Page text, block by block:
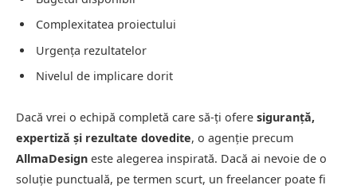
Complexitatea proiectului
Urgența rezultatelor
Nivelul de implicare dorit
Dacă vrei o echipă completă care să-ți ofere siguranță,
expertiză și rezultate dovedite, o agenție precum
AllmaDesign este alegerea inspirată. Dacă ai nevoie de o
soluție punctuală, pe termen scurt, un freelancer poate fi